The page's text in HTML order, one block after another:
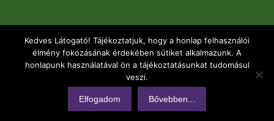
SUPREME IMMUNITY 2022 - Minden jog fenntartva
Also menu
Általános Szerződési Feltételek
Kedves Látogató! Tájékoztatjuk, hogy a honlap felhasználói
élmény fokozásának érdekében sütiket alkalmazunk. A
honlapunk használatával ön a tájékoztatásunkat tudomásul
veszi.
Elfogadom Bővebben...